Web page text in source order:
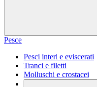
Pesce
Pesci interi e eviscerati
Tranci e filetti
Molluschi e crostacei